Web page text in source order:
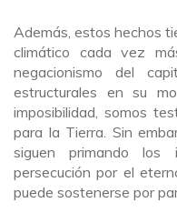
Además, estos hechos
climático cada vez
negacionismo del
estructurales en su
imposibilidad, somos
para la Tierra. Sin
siguen primando los
persecución por el
puede sostenerse por